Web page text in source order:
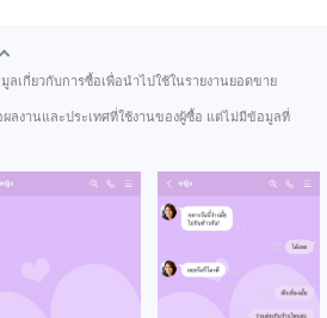
ลเกี่ยวกับการซื้อเพื่อนำไปใช้ในรายงานยอดขาย
ลงานและประเทศที่ใช้งานของผู้ซื้อ แต่ไม่มีข้อมูลที่